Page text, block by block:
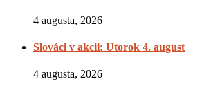
4 augusta, 2026
Slováci v akcii: Utorok 4. august
4 augusta, 2026